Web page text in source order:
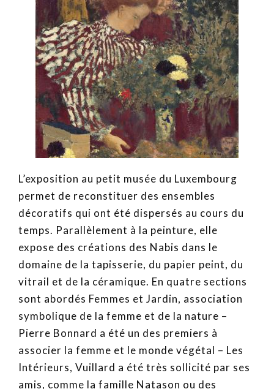
L’exposition au petit musée du Luxembourg
permet de reconstituer des ensembles
décoratifs qui ont été dispersés au cours du
temps. Parallèlement à la peinture, elle
expose des créations des Nabis dans le
domaine de la tapisserie, du papier peint, du
vitrail et de la céramique. En quatre sections
sont abordés Femmes et Jardin, association
symbolique de la femme et de la nature –
Pierre Bonnard a été un des premiers à
associer la femme et le monde végétal – Les
Intérieurs, Vuillard a été très sollicité par ses
amis, comme la famille Natason ou des